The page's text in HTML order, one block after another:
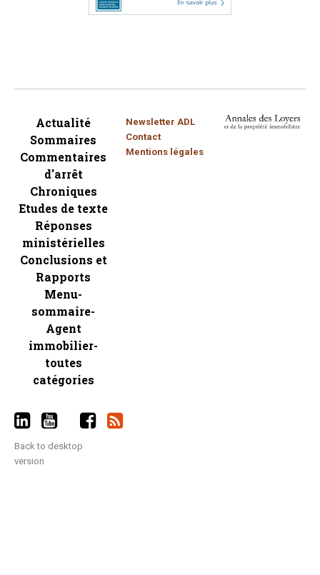
Actualité
Sommaires
Commentaires
d'arrêt
Chroniques
Etudes de texte
Réponses
ministérielles
Conclusions et
Rapports
Menu-
sommaire-
Agent
immobilier-
toutes
catégories
Newsletter ADL
Contact
Mentions légales
Back to desktop
version